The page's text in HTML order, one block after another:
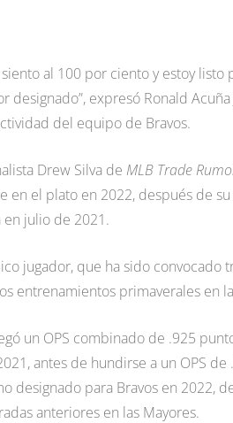
siento al 100 por ciento y estoy
designado”, expresó Ronald
del equipo de Bravos.
Drew Silva de MLB Trade
en el plato en 2022, después de
julio de 2021.
jugador, que ha sido convocado
entrenamientos primaverales en
un OPS combinado de .925
antes de hundirse a un OPS
designado para Bravos en 2022,
anteriores en las Mayores.